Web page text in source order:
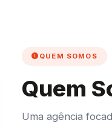
QUEM SOMOS
Quem
Uma agência